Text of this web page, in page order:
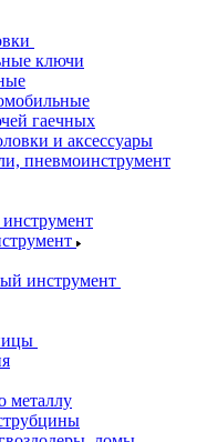
ключи
гаечных
и аксессуары
пневмоинструмент
инструмент